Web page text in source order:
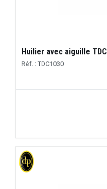
Huilier avec aiguille TDC
Réf. : TDC1030